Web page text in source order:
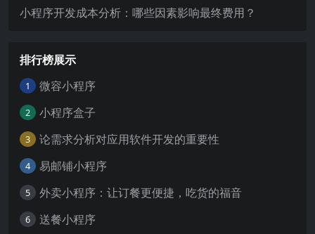
小程序开发成本分析：哪些因素影响最终费用？
排行榜展示
1 微容小程序
2 小程序盒子
3 论需求分析对应用软件开发的重要性
4 易邮铺小程序
5 外卖小程序：让订餐更便捷，吃货的福音
6 送餐小程序